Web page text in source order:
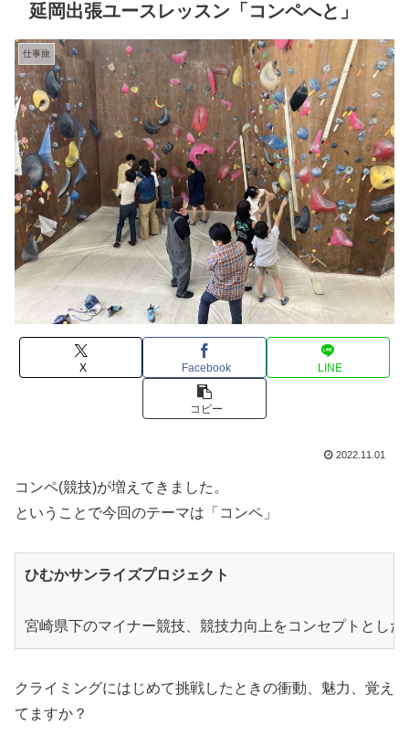
延岡出張ユースレッスン「コンペへと」
仕事旅
X Facebook LINE
コピー
2022.11.01
コンペ(競技)が増えてきました。
ということで今回のテーマは「コンペ」
ひむかサンライズプロジェクト
宮崎県下のマイナー競技、競技力向上をコンセプトとした
クライミングにはじめて挑戦したときの衝動、魅力、覚え
てますか？